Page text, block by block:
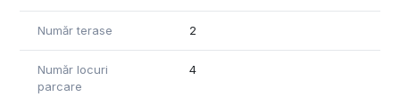
-podul care poate fi folosit ca spatiu depozitare
depozitare,bucatarie de vara si loc pentru gratar.Casa este
Număr terase 2
Număr locuri
parcare
4